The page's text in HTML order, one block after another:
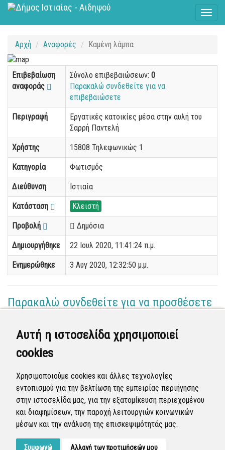
Αυτή η ιστοσελίδα χρησιμοποιεί
cookies
Χρησιμοποιούμε cookies και άλλες τεχνολογίες
εντοπισμού για την βελτίωση της εμπειρίας περιήγησης
στην ιστοσελίδα μας, για την εξατομίκευση περιεχομένου
και διαφημίσεων, την παροχή λειτουργιών κοινωνικών
μέσων και την ανάλυση της επισκεψιμότητάς μας.
Συμφωνώ Αλλαγή των προτιμήσεών μου
Αρχή Αναφορές Καμένη λάμπα
Επιβεβαίωση
αναφοράς
Σύνολο επιβεβαιώσεων: 0
Παρακαλώ συνδεθείτε για να
επιβεβαιώσετε
Περιγραφή
Εργατικές κατοικίες μέσα στην αυλή του
Σαρρή Παντελή
Χρήστης 15808 Τηλεφωνικώς 1
Κατηγορία Φωτισμός
Διεύθυνση Ιστιαία
Κατάσταση Κλειστή
Προβολή Δημόσια
Δημιουργήθηκε 22 Ιουλ 2020, 11:41:24 π.μ.
Ενημερώθηκε 3 Αυγ 2020, 12:32:50 μ.μ.
Παρακαλώ συνδεθείτε για να προσθέσετε
(Επόπτης)
27 Ιουλ 2020 - 19:52
Ολοκληρώθηκε η διεκπεραίωση της αναφοράς από
τον Δήμο.